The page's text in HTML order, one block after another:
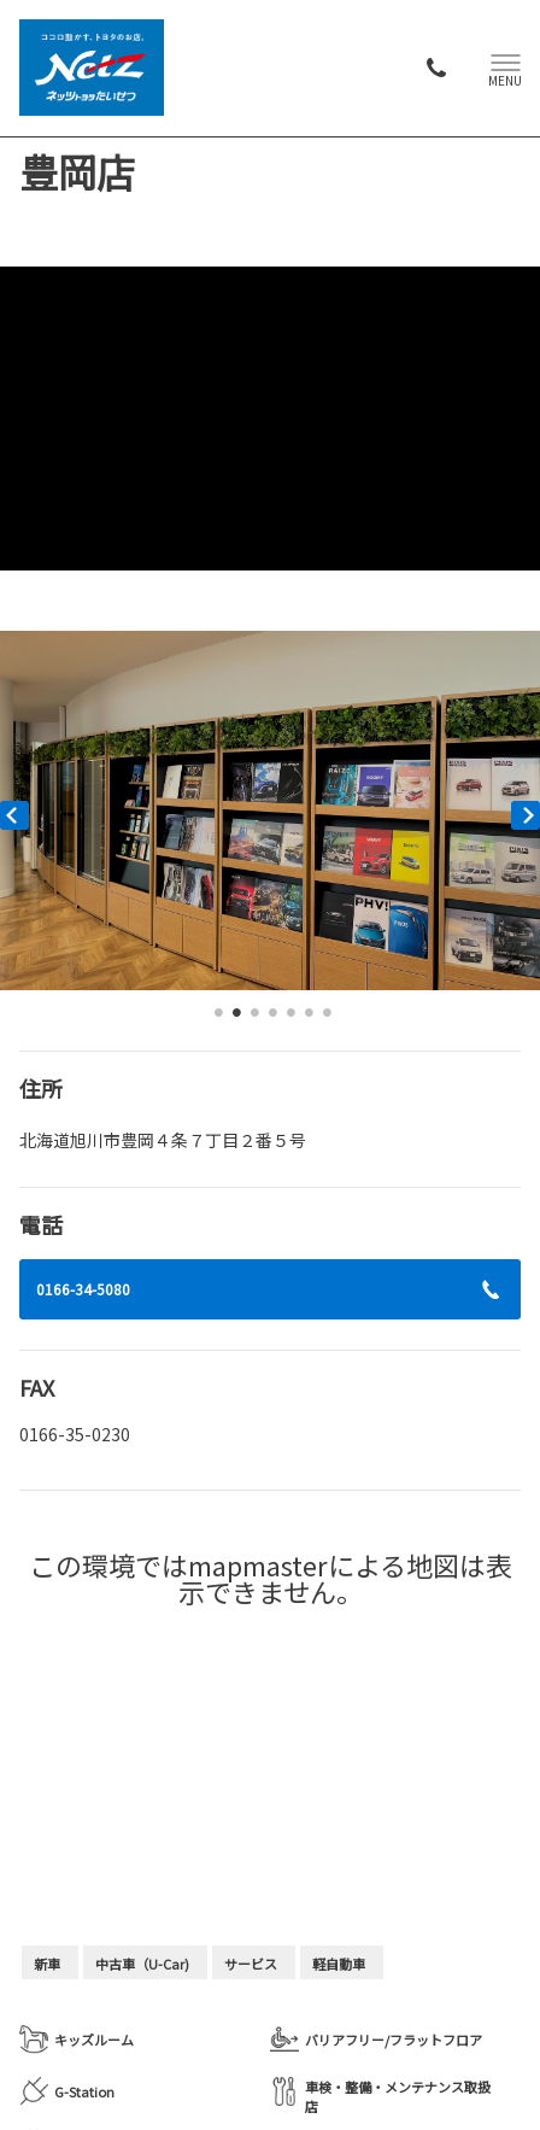
MENU
豊岡店
住所
北海道旭川市豊岡４条７丁目２番５号
電話
0166-34-5080
FAX
0166-35-0230
新車 中古車（U-Car) サービス 軽自動車
キッズルーム バリアフリー/フラットフロア
G-Station
車検・整備・メンテナンス取扱
店
この環境ではmapmasterによる地図は表
示できません。